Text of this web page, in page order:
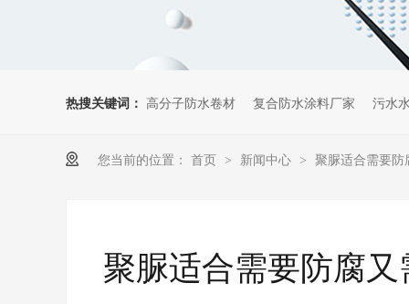
热搜关键词： 高分子防水卷材 复合防水涂料厂家 污水
您当前的位置： 首页 > 新闻中心 > 聚脲适合需要
聚脲适合需要防腐